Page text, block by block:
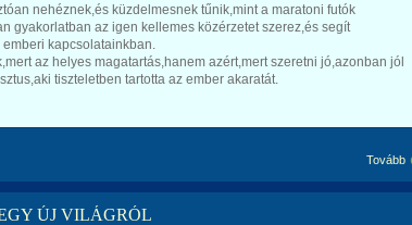
nehéznek,és küzdelmesnek tűnik,mint a maratoni futók
gyakorlatban az igen kellemes közérzetet szerez,és segít
emberi kapcsolatainkban.
az helyes magatartás,hanem azért,mert szeretni jó,azonban jól
tiszteletben tartotta az ember akaratát.
Tovább
ÚJ VILÁGRÓL